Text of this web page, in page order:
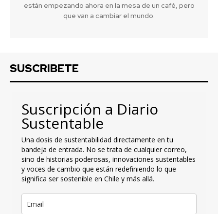
están empezando ahora en la mesa de un café, pero
que van a cambiar el mundo.
SUSCRIBETE
Suscripción a Diario
Sustentable
Una dosis de sustentabilidad directamente en tu
bandeja de entrada. No se trata de cualquier correo,
sino de historias poderosas, innovaciones sustentables
y voces de cambio que están redefiniendo lo que
significa ser sostenible en Chile y más allá.